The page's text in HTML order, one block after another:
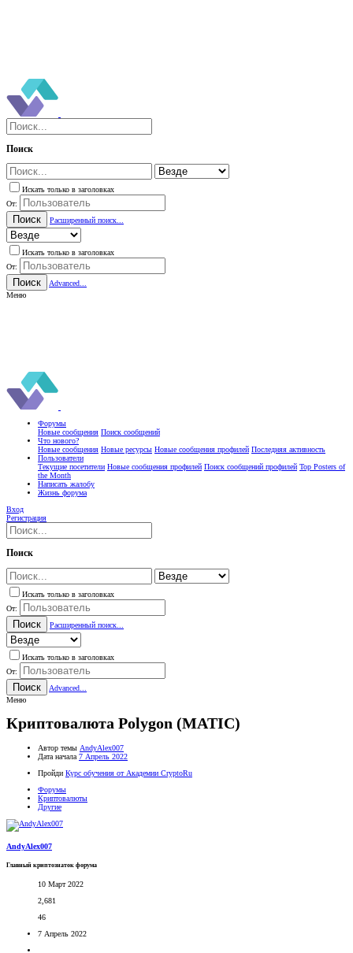
Поиск
Искать только в заголовках
От:
Поиск Расширенный поиск...
Искать только в заголовках
От:
Поиск
Advanced...
Меню
Форумы
Новые сообщения Поиск сообщений
Что нового?
Новые сообщения Новые ресурсы Новые сообщения профилей Последняя активность
Пользователи
Текущие посетители Новые сообщения профилей Поиск сообщений профилей Top Posters of
the Month
Написать жалобу
Жизнь форума
Вход
Регистрация
Поиск
Искать только в заголовках
От:
Поиск Расширенный поиск...
Искать только в заголовках
От:
Поиск
Advanced...
Меню
Криптовалюта Polygon (MATIC)
Автор темы AndyAlex007
Дата начала 7 Апрель 2022
Пройди Курс обучения от Академии CryptoRu
Форумы
Криптовалюты
Другие
AndyAlex007
Главный криптознаток форума
10 Март 2022
2,681
46
7 Апрель 2022